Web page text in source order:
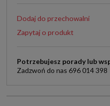
Dodaj do przechowalni
Zapytaj o produkt
Potrzebujesz porady lub
Zadzwoń do nas 696 014 398